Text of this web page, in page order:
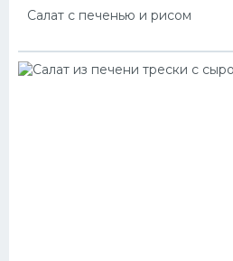
Салат с печенью и рисом